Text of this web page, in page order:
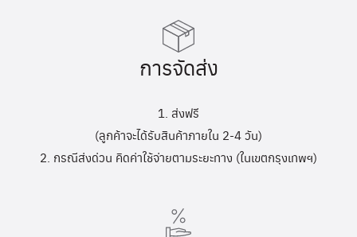
การจัดส่ง
1. ส่งฟรี
(ลูกค้าจะได้รับสินค้าภายใน 2-4 วัน)
2. กรณีส่งด่วน คิดค่าใช้จ่ายตามระยะทาง (ในเขตกรุงเทพฯ)